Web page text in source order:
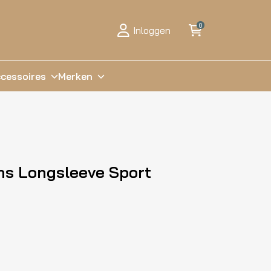
Inloggen 0
Merken
Longsleeve Sport